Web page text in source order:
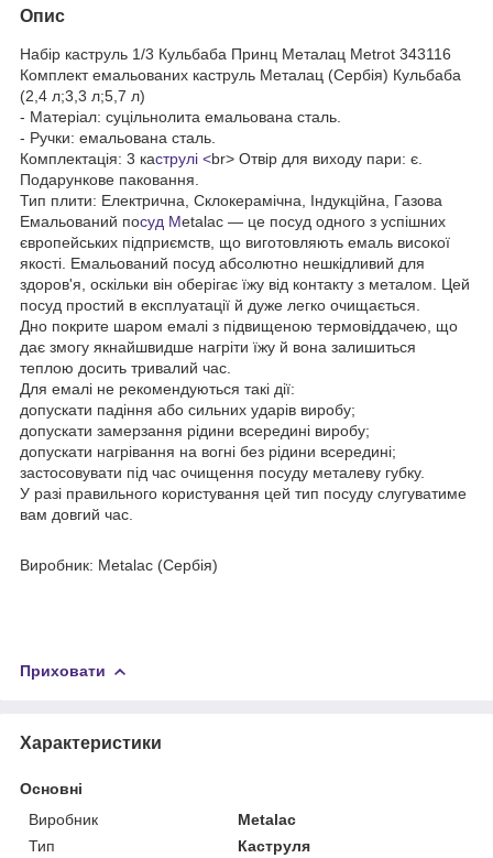
Опис
Набір каструль 1/3 Кульбаба Принц Металац Metrot 343116
Комплект емальованих каструль Металац (Сербія) Кульбаба
(2,4 л;3,3 л;5,7 л)
- Матеріал: суцільнолита емальована сталь.
- Ручки: емальована сталь.
Комплектація: 3 каструлі <br> Отвір для виходу пари: є.
Подарункове паковання.
Тип плити: Електрична, Склокерамічна, Індукційна, Газова
Емальований посуд Metalac — це посуд одного з успішних
європейських підприємств, що виготовляють емаль високої
якості. Емальований посуд абсолютно нешкідливий для
здоров'я, оскільки він оберігає їжу від контакту з металом. Цей
посуд простий в експлуатації й дуже легко очищається.
Дно покрите шаром емалі з підвищеною термовіддачею, що
дає змогу якнайшвидше нагріти їжу й вона залишиться
теплою досить тривалий час.
Для емалі не рекомендуються такі дії:
допускати падіння або сильних ударів виробу;
допускати замерзання рідини всередині виробу;
допускати нагрівання на вогні без рідини всередині;
застосовувати під час очищення посуду металеву губку.
У разі правильного користування цей тип посуду слугуватиме
вам довгий час.
Виробник: Metalac (Сербія)
Приховати
Характеристики
Основні
Виробник
Metalac
Тип
Каструля